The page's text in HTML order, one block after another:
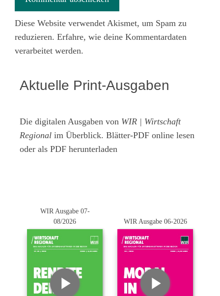
Diese Website verwendet Akismet, um Spam zu
reduzieren. Erfahre, wie deine Kommentardaten
verarbeitet werden.
Aktuelle Print-Ausgaben
Die digitalen Ausgaben von WIR | Wirtschaft
Regional im Überblick. Blätter-PDF online lesen
oder als PDF herunterladen
WIR Ausgabe 07-
08/2026
WIR Ausgabe 06-2026